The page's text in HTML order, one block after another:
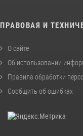
ПРАВОВАЯ И
О сайте
Об использовании
Правила обработки
Сообщить об ошибках